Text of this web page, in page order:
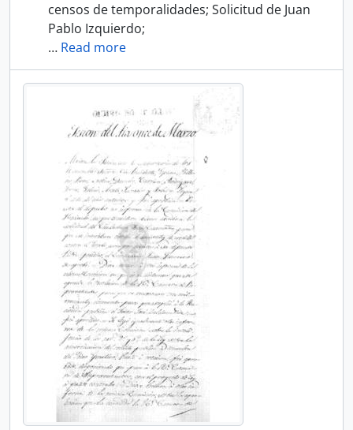
censos de temporalidades; Solicitud de Juan
Pablo Izquierdo;
… Read more